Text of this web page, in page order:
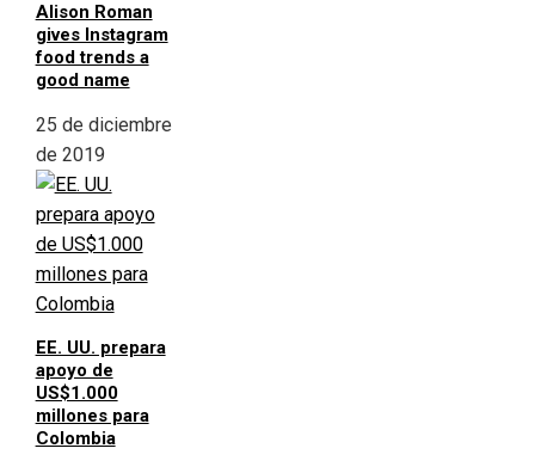
Alison Roman
gives Instagram
food trends a
good name
25 de diciembre
de 2019
EE. UU. prepara
apoyo de
US$1.000
millones para
Colombia